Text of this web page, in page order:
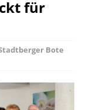
für
Bote